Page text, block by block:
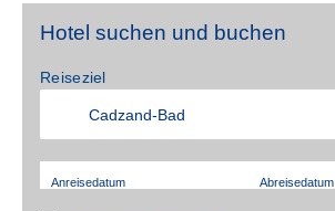
Hotel suchen und buchen
Reiseziel
Anreisedatum Abreisedatum